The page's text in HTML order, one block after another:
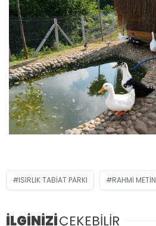
ISIRLIK TABIAT PARKI RAHMI METIN
İLGİNİZİÇEKEBİLİR